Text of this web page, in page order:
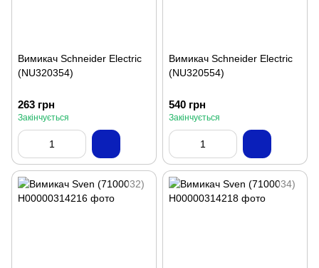
Вимикач Schneider Electric
(NU320354)
263 грн
Закінчується
Вимикач Schneider Electric
(NU320554)
540 грн
Закінчується